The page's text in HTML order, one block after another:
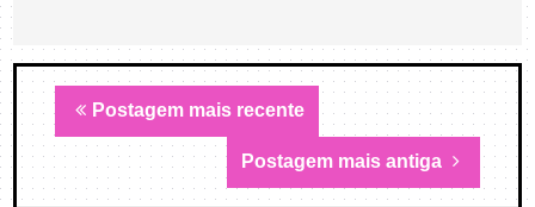
Postagem mais recente
Postagem mais antiga